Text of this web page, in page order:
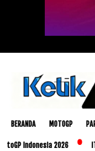
BERANDA MOTOGP
2026 ITDC